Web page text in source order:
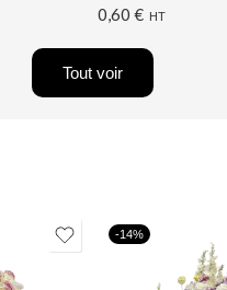
0,60 € HT
Tout voir
-14%